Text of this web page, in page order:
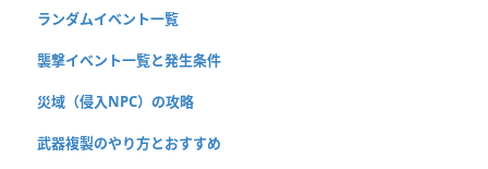
ランダムイベント一覧
襲撃イベント一覧と発生条件
災域（侵入NPC）の攻略
武器複製のやり方とおすすめ